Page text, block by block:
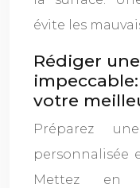
évite les
Rédiger
votre
Préparez
personnalisée
Mettez en